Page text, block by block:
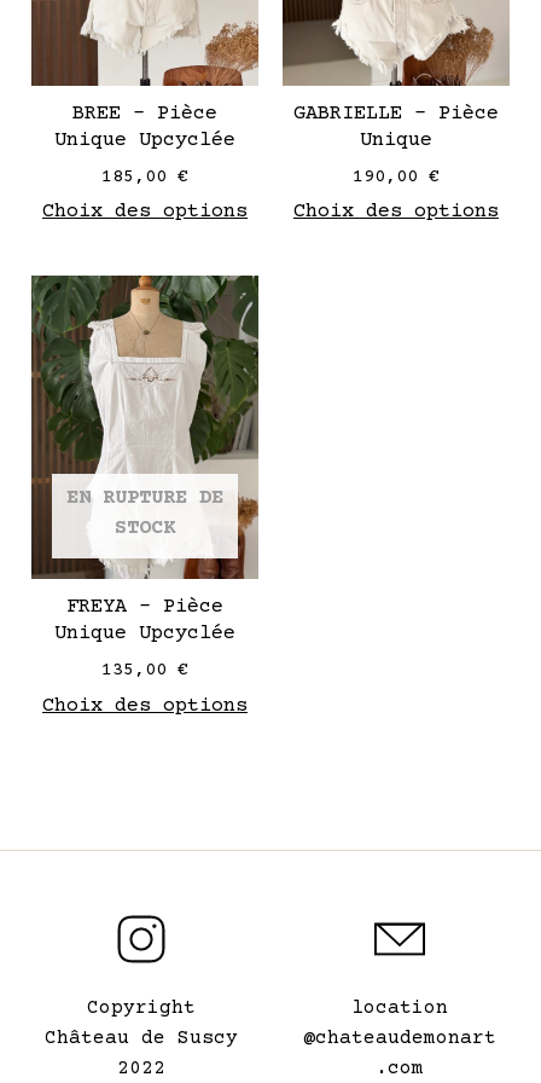
BREE – Pièce
Unique Upcyclée
185,00 €
Choix des options
être
choisies
produit
GABRIELLE – Pièce
Unique
190,00 €
Choix des options
EN RUPTURE DE
STOCK
FREYA – Pièce
Unique Upcyclée
135,00 €
Choix des options
Ce
produit
a
plusieurs
variantes.
Les
peuvent
être
produit
Copyright
Château de Suscy
2022
location
@chateaudemonart
.com